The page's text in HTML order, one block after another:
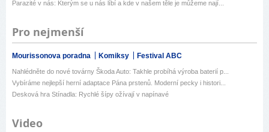
Parazité v nás: Kterým se u nás líbí a kde v našem těle je můžeme nají...
Pro nejmenší
Mourissonova poradna Komiksy Festival ABC
Nahlédněte do nové továrny Škoda Auto: Takhle probíhá výroba baterií p...
Vybíráme nejlepší herní adaptace Pána prstenů. Moderní pecky i histori...
Desková hra Stínadla: Rychlé šípy ožívají v napínavé
Video